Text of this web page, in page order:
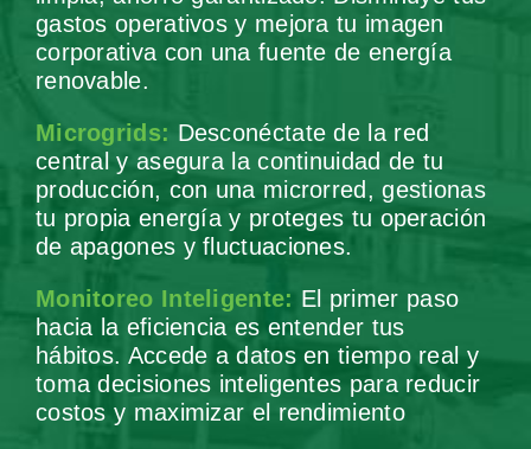
gastos operativos y mejora tu imagen
corporativa con una fuente de energía
renovable.
Microgrids: Desconéctate de la red
central y asegura la continuidad de tu
producción, con una microrred, gestionas
tu propia energía y proteges tu operación
de apagones y fluctuaciones.
Monitoreo Inteligente: El primer paso
hacia la eficiencia es entender tus
hábitos. Accede a datos en tiempo real y
toma decisiones inteligentes para reducir
costos y maximizar el rendimiento